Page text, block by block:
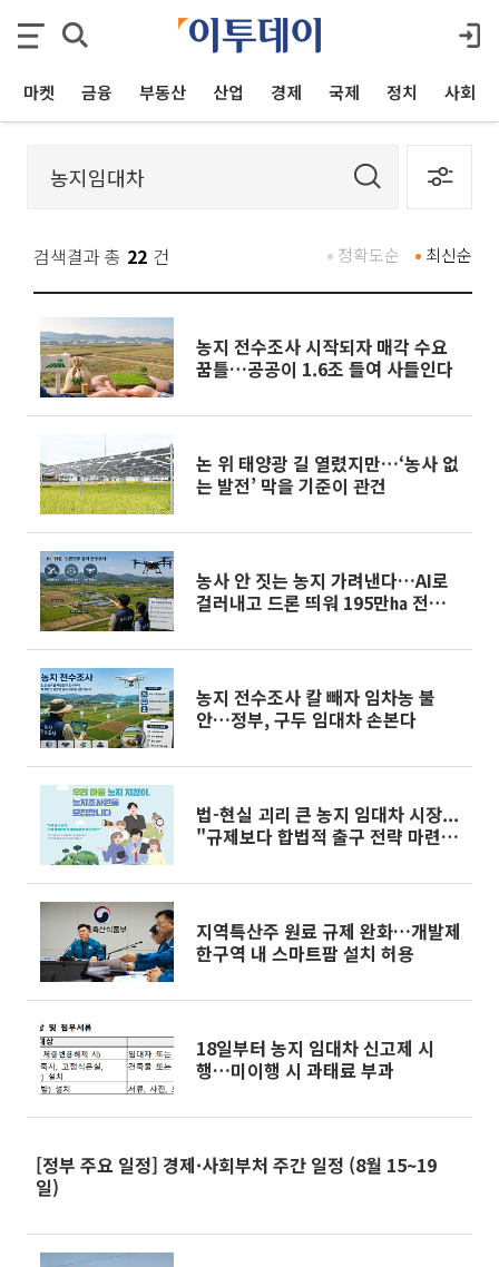
마켓 금융 부동산 산업 경제 국제 정치 사회
검색결과 총 22 건 최신순
정확도순
농지 전수조사 시작되자 매각 수요
꿈틀…공공이 1.6조 들여 사들인다
논 위 태양광 길 열렸지만…‘농사 없
는 발전’ 막을 기준이 관건
농사 안 짓는 농지 가려낸다…AI로
걸러내고 드론 띄워 195만㏊ 전수
농지 전수조사 칼 빼자 임차농 불
안…정부, 구두 임대차 손본다
법-현실 괴리 큰 농지 임대차 시장...
"규제보다 합법적 출구 전략 마련해
지역특산주 원료 규제 완화…개발제
한구역 내 스마트팜 설치 허용
18일부터 농지 임대차 신고제 시
행…미이행 시 과태료 부과
[정부 주요 일정] 경제·사회부처 주간 일정 (8월 15~19
일)